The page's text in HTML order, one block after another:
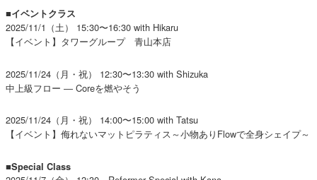
■イベントクラス
2025/11/1（土） 15:30〜16:30 with Hikaru
【イベント】タワーグループ 青山本店
2025/11/24（月・祝） 12:30〜13:30 with Shizuka
中上級フロー ― Coreを燃やそう
2025/11/24（月・祝） 14:00〜15:00 with Tatsu
【イベント】侮れないマットピラティス～小物ありFlowで全身シェイプ～
■Special Class